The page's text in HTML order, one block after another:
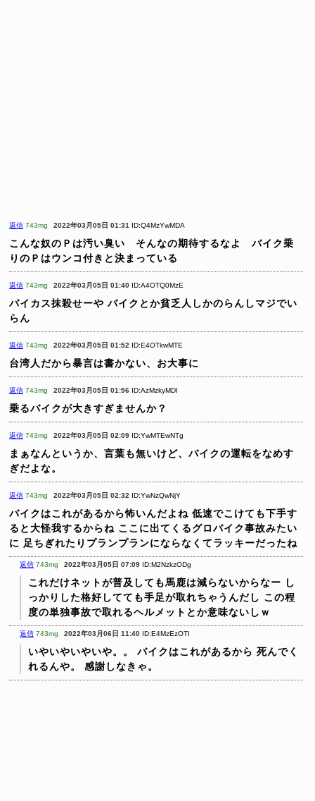
返信 743mg 2022年03月05日 01:31 ID:Q4MzYwMDA
こんな奴のＰは汚い臭い そんなの期待するなよ バイク乗
りのＰはウンコ付きと決まっている
返信 743mg 2022年03月05日 01:40 ID:A4OTQ0MzE
バイカス抹殺せーや バイクとか貧乏人しかのらんしマジでい
らん
返信 743mg 2022年03月05日 01:52 ID:E4OTkwMTE
台湾人だから暴言は書かない、お大事に
返信 743mg 2022年03月05日 01:56 ID:AzMzkyMDI
乗るバイクが大きすぎませんか？
返信 743mg 2022年03月05日 02:09 ID:YwMTEwNTg
まぁなんというか、言葉も無いけど、バイクの運転をなめす
ぎだよな。
返信 743mg 2022年03月05日 02:32 ID:YwNzQwNjY
バイクはこれがあるから怖いんだよね 低速でこけても下手す
ると大怪我するからね ここに出てくるグロバイク事故みたい
に 足ちぎれたりプランプランにならなくてラッキーだったね
返信 743mg 2022年03月05日 07:09 ID:M2NzkzODg
これだけネットが普及しても馬鹿は減らないからなー し
っかりした格好してても手足が取れちゃうんだし この程
度の単独事故で取れるヘルメットとか意味ないしｗ
返信 743mg 2022年03月06日 11:40 ID:E4MzEzOTI
いやいやいやいや。。 バイクはこれがあるから 死んでく
れるんや。
感謝しなきゃ。